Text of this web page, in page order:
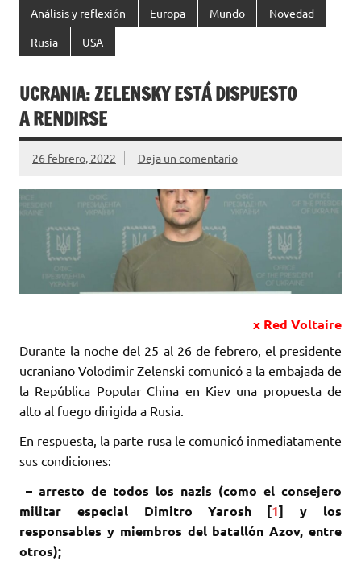
Análisis y reflexión Europa Mundo Novedad
Rusia USA
UCRANIA: ZELENSKY ESTÁ DISPUESTO
A RENDIRSE
26 febrero, 2022 Deja un comentario
x Red Voltaire
Durante la noche del 25 al 26 de febrero, el presidente
ucraniano Volodimir Zelenski comunicó a ‎la embajada de
la República Popular China en Kiev una propuesta de
alto al fuego dirigida ‎a Rusia. ‎
En respuesta, la parte rusa le comunicó inmediatamente
sus condiciones:‎
– arresto de todos los nazis (como el consejero
militar especial Dimitro Yarosh [1] y los
‎responsables y miembros del batallón Azov, entre
otros);‎